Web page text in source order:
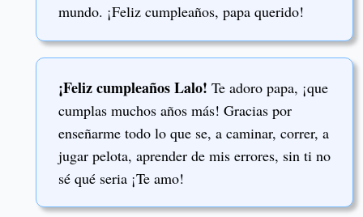
mundo. ¡Feliz cumpleaños, papa querido!
¡Feliz cumpleaños Lalo! Te adoro papa, ¡que
cumplas muchos años más! Gracias por
enseñarme todo lo que se, a caminar, correr, a
jugar pelota, aprender de mis errores, sin ti no
sé qué seria ¡Te amo!